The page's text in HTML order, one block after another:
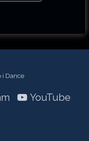
i Dance
YouTube